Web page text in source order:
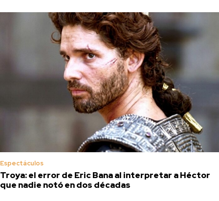
Espectáculos
Troya: el error de Eric Bana al interpretar a Héctor
que nadie notó en dos décadas